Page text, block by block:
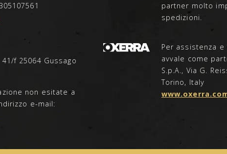
f 25064 Gussago
non esitate a
e-mail:
partner molto
spedizioni.
Per assistenza
avvale come
S.p.A., Via G.
Torino, Italy